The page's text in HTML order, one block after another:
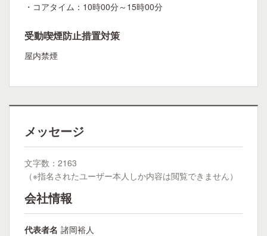
・コアタイム：10時00分～15時00分
受動喫煙防止措置対策
屋内禁煙
メッセージ
文字数：2163
（※指名されたユーザー本人しか内容は閲覧できません）
会社情報
代表者名 諸岡裕人